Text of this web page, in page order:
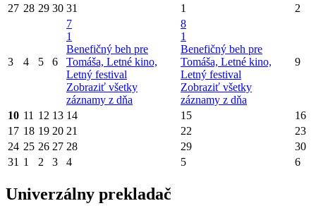
27 28 29 30 31 1 2
3 4 5 6
7
1
Benefičný beh pre
Tomáša, Letné kino,
Letný festival
Zobraziť všetky
záznamy z dňa
8
1
Benefičný beh pre
Tomáša, Letné kino,
Letný festival
Zobraziť všetky
záznamy z dňa
9
10 11 12 13 14 15
16
17 18 19 20 21 22
23
24 25 26 27 28 29
30
31 1 2 3 4 5 6
Univerzálny prekladač